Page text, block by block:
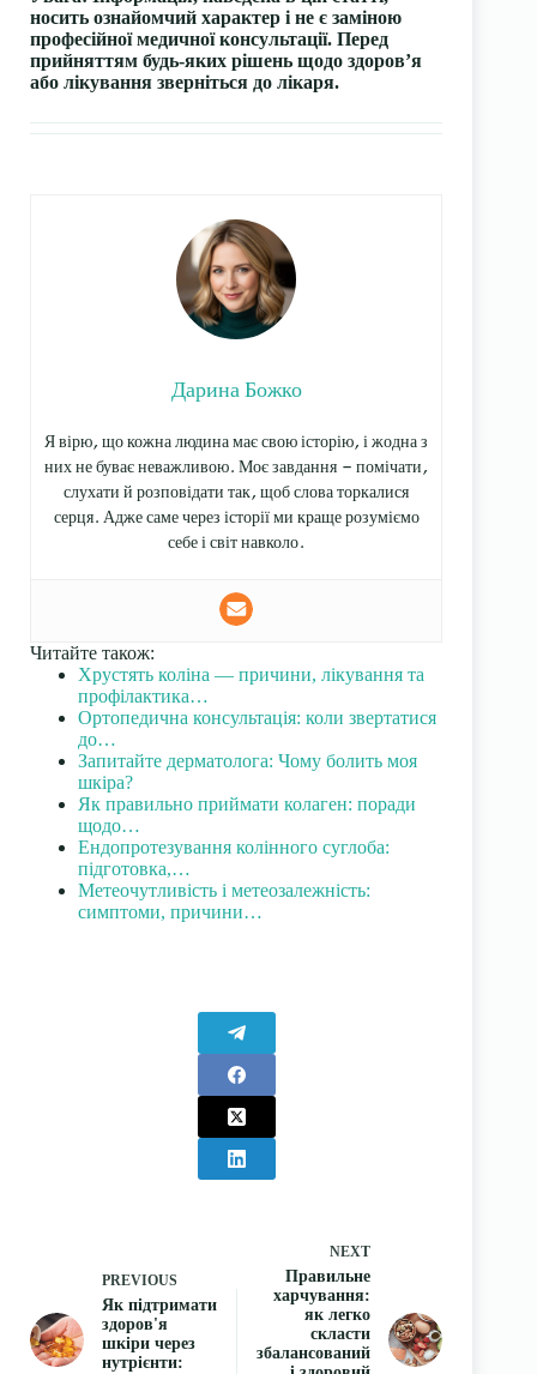
носить ознайомчий характер і не є заміною
професійної медичної консультації. Перед
прийняттям будь-яких рішень щодо здоров’я
або лікування зверніться до лікаря.
Дарина Божко
Я вірю, що кожна людина має свою історію, і жодна з
них не буває неважливою. Моє завдання — помічати,
слухати й розповідати так, щоб слова торкалися
серця. Адже саме через історії ми краще розуміємо
себе і світ навколо.
Читайте також:
Хрустять коліна — причини, лікування та
профілактика…
Ортопедична консультація: коли звертатися
до…
Запитайте дерматолога: Чому болить моя
шкіра?
Як правильно приймати колаген: поради
щодо…
Ендопротезування колінного суглоба:
підготовка,…
Метеочутливість і метеозалежність:
симптоми, причини…
PREVIOUS
Як підтримати
здоров'я
шкіри через
нутрієнти:
NEXT
Правильне
харчування:
як легко
скласти
збалансований